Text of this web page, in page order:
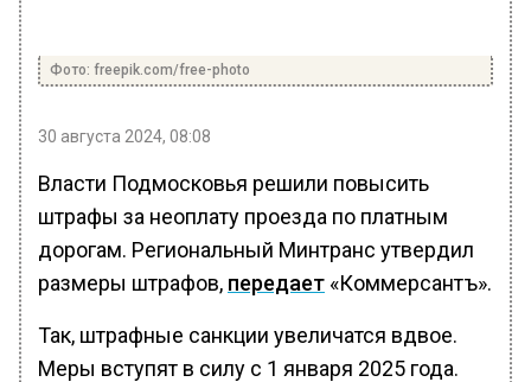
Фото: freepik.com/free-photo
30 августа 2024, 08:08
Власти Подмосковья решили повысить
штрафы за неоплату проезда по платным
дорогам. Региональный Минтранс утвердил
размеры штрафов, передает «Коммерсантъ».
Так, штрафные санкции увеличатся вдвое.
Меры вступят в силу с 1 января 2025 года.